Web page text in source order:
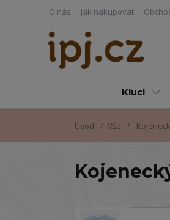
O nás Jak nakupovat
Kluci
Úvod Vše